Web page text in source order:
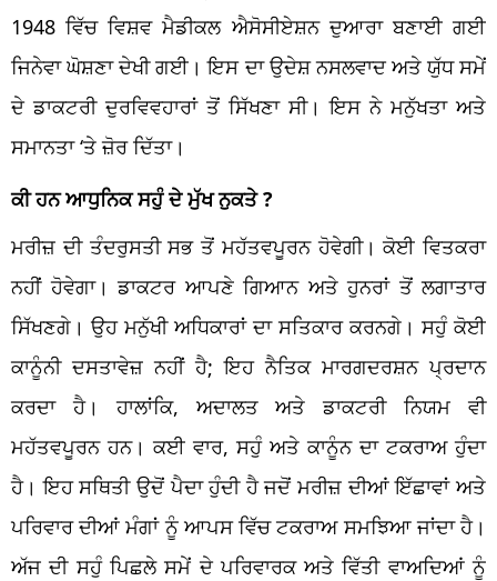
1948 ਵਿੱਚ ਵਿਸ਼ਵ ਮੈਡੀਕਲ ਐਸੋਸੀਏਸ਼ਨ ਦੁਆਰਾ ਬਣਾਈ ਗਈ
ਜਿਨੇਵਾ ਘੋਸ਼ਣਾ ਦੇਖੀ ਗਈ। ਇਸ ਦਾ ਉਦੇਸ਼ ਨਸਲਵਾਦ ਅਤੇ ਯੁੱਧ ਸਮੇਂ
ਦੇ ਡਾਕਟਰੀ ਦੁਰਵਿਵਹਾਰਾਂ ਤੋਂ ਸਿੱਖਣਾ ਸੀ। ਇਸ ਨੇ ਮਨੁੱਖਤਾ ਅਤੇ
ਸਮਾਨਤਾ ‘ਤੇ ਜ਼ੋਰ ਦਿੱਤਾ।
ਕੀ ਹਨ ਆਧੁਨਿਕ ਸਹੁੰ ਦੇ ਮੁੱਖ ਨੁਕਤੇ ?
ਮਰੀਜ਼ ਦੀ ਤੰਦਰੁਸਤੀ ਸਭ ਤੋਂ ਮਹੱਤਵਪੂਰਨ ਹੋਵੇਗੀ। ਕੋਈ ਵਿਤਕਰਾ
ਨਹੀਂ ਹੋਵੇਗਾ। ਡਾਕਟਰ ਆਪਣੇ ਗਿਆਨ ਅਤੇ ਹੁਨਰਾਂ ਤੋਂ ਲਗਾਤਾਰ
ਸਿੱਖਣਗੇ। ਉਹ ਮਨੁੱਖੀ ਅਧਿਕਾਰਾਂ ਦਾ ਸਤਿਕਾਰ ਕਰਨਗੇ। ਸਹੁੰ ਕੋਈ
ਕਾਨੂੰਨੀ ਦਸਤਾਵੇਜ਼ ਨਹੀਂ ਹੈ; ਇਹ ਨੈਤਿਕ ਮਾਰਗਦਰਸ਼ਨ ਪ੍ਰਦਾਨ
ਕਰਦਾ ਹੈ। ਹਾਲਾਂਕਿ, ਅਦਾਲਤ ਅਤੇ ਡਾਕਟਰੀ ਨਿਯਮ ਵੀ
ਮਹੱਤਵਪੂਰਨ ਹਨ। ਕਈ ਵਾਰ, ਸਹੁੰ ਅਤੇ ਕਾਨੂੰਨ ਦਾ ਟਕਰਾਅ ਹੁੰਦਾ
ਹੈ। ਇਹ ਸਥਿਤੀ ਉਦੋਂ ਪੈਦਾ ਹੁੰਦੀ ਹੈ ਜਦੋਂ ਮਰੀਜ਼ ਦੀਆਂ ਇੱਛਾਵਾਂ ਅਤੇ
ਪਰਿਵਾਰ ਦੀਆਂ ਮੰਗਾਂ ਨੂੰ ਆਪਸ ਵਿੱਚ ਟਕਰਾਅ ਸਮਝਿਆ ਜਾਂਦਾ ਹੈ।
ਅੱਜ ਦੀ ਸਹੁੰ ਪਿਛਲੇ ਸਮੇਂ ਦੇ ਪਰਿਵਾਰਕ ਅਤੇ ਵਿੱਤੀ ਵਾਅਦਿਆਂ ਨੂੰ